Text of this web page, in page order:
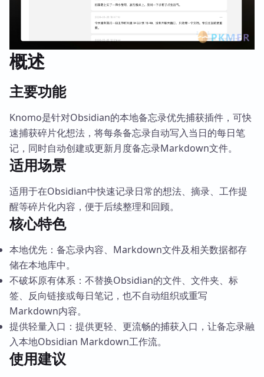
概述
主要功能
Knomo是针对Obsidian的本地备忘录优先捕获插件，可快
速捕获碎片化想法，将每条备忘录自动写入当日的每日笔
记，同时自动创建或更新月度备忘录Markdown文件。
适用场景
适用于在Obsidian中快速记录日常的想法、摘录、工作提
醒等碎片化内容，便于后续整理和回顾。
核心特色
本地优先：备忘录内容、Markdown文件及相关数据都存
储在本地库中。
不破坏原有体系：不替换Obsidian的文件、文件夹、标
签、反向链接或每日笔记，也不自动组织或重写
Markdown内容。
提供轻量入口：提供更轻、更流畅的捕获入口，让备忘录融
入本地Obsidian Markdown工作流。
使用建议